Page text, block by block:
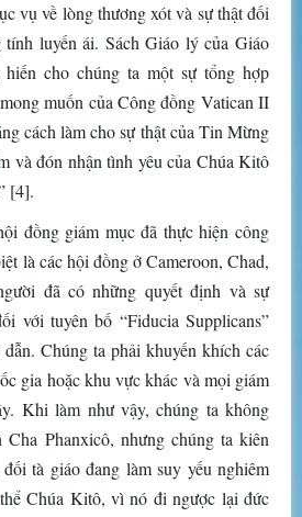
vụ về lòng thương xót và sự thật đối
luyến ái. Sách Giáo lý của Giáo
cho chúng ta một sự tổng hợp
muốn của Công đồng Vatican II
cách làm cho sự thật của Tin Mừng
và đón nhận tình yêu của Chúa Kitô
[4].
đồng giám mục đã thực hiện công
là các hội đồng ở Cameroon, Chad,
đã có những quyết định và sự
với tuyên bố “Fiducia Supplicans”
Chúng ta phải khuyến khích các
gia hoặc khu vực khác và mọi giám
Khi làm như vậy, chúng ta không
Phanxicô, nhưng chúng ta kiên
tà giáo đang làm suy yếu nghiêm
Chúa Kitô, vì nó đi ngược lại đức